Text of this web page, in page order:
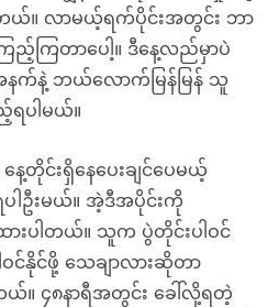
ယ်။ လာမယ့်ရက်ပိုင်းအတွင်း ဘာ
ည့်ကြတာပေါ့။ ဒီနေ့လည်မှာပဲ
က်နဲ့ ဘယ်လောက်မြန်မြန် သူ
ရပါမယ်။
င်းရှိနေပေးချင်ပေမယ့်
ါဦးမယ်။ အဲ့ဒီအပိုင်းကို
းပါတယ်။ သူက ပွဲတိုင်းပါဝင်
ဝင်နိုင်ဖို့ သေချာလားဆိုတာ
ယ်။ ၄၈နာရီအတွင်း ခေါ်လို့ရတဲ့